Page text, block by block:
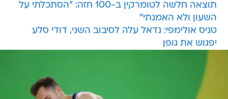
תוצאה חלשה לטומרקין ב-100 חזה: "הסתכלתי על
השעון ולא האמנתי"
טניס אולימפי: נדאל עלה לסיבוב השני, דודי סלע
יפגוש את גופן